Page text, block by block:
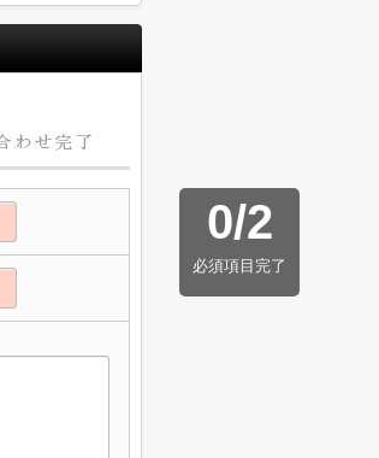
0/2
必須項目完了